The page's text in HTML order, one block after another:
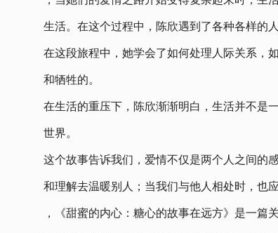
生活。在这个过程中，陈欣遇到了各种各样的
在这段旅程中，她学会了如何处理人际关系，
和牺牲的。
在生活的重压下，陈欣渐渐明白，生活并不是
世界。
这个故事告诉我们，爱情不仅是两个人之间的
和理解去温暖别人；当我们与他人相处时，也
，《甜蜜的内心：糖心的故事在远方》是一